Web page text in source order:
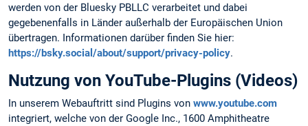
werden von der Bluesky PBLLC verarbeitet und dabei
gegebenenfalls in Länder außerhalb der Europäischen Union
übertragen. Informationen darüber finden Sie hier:
https://bsky.social/about/support/privacy-policy.
Nutzung von YouTube-Plugins (Videos)
In unserem Webauftritt sind Plugins von www.youtube.com
integriert, welche von der Google Inc., 1600 Amphitheatre